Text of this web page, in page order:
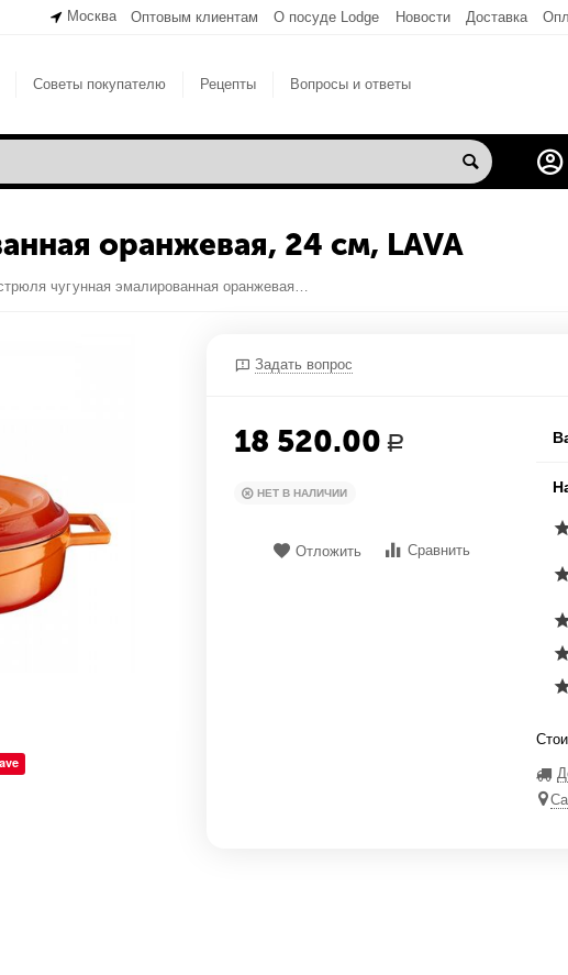
Оптовым клиентам О посуде Lodge Новости Доставка
Москва
Советы покупателю Рецепты Вопросы и ответы
оранжевая, 24 см, LAVA
Кастрюля чугунная эмалированная оранжевая, 24 см, LAVA
Задать вопрос
18 520.00 Р
НЕТ В НАЛИЧИИ
Отложить Сравнить